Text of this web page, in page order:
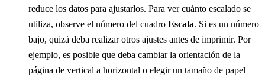
reduce los datos para ajustarlos. Para ver cuánto escalado se
utiliza, observe el número del cuadro Escala. Si es un número
bajo, quizá deba realizar otros ajustes antes de imprimir. Por
ejemplo, es posible que deba cambiar la orientación de la
página de vertical a horizontal o elegir un tamaño de papel